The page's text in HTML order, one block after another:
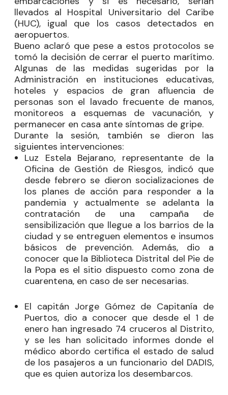
llevados al Hospital Universitario del Caribe
(HUC), igual que los casos detectados en
aeropuertos.
Bueno aclaró que pese a estos protocolos se
tomó la decisión de cerrar el puerto marítimo.
Algunas de las medidas sugeridas por la
Administración en instituciones educativas,
hoteles y espacios de gran afluencia de
personas son el lavado frecuente de manos,
monitoreos a esquemas de vacunación, y
permanecer en casa ante síntomas de gripe.
Durante la sesión, también se dieron las
siguientes intervenciones:
Luz Estela Bejarano, representante de la
Oficina de Gestión de Riesgos, indicó que
desde febrero se dieron socializaciones de
los planes de acción para responder a la
pandemia y actualmente se adelanta la
contratación de una campaña de
sensibilización que llegue a los barrios de la
ciudad y se entreguen elementos e insumos
básicos de prevención. Además, dio a
conocer que la Biblioteca Distrital del Pie de
la Popa es el sitio dispuesto como zona de
cuarentena, en caso de ser necesarias.
El capitán Jorge Gómez de Capitanía de
Puertos, dio a conocer que desde el 1 de
enero han ingresado 74 cruceros al Distrito,
y se les han solicitado informes donde el
médico abordo certifica el estado de salud
de los pasajeros a un funcionario del DADIS,
que es quien autoriza los desembarcos.